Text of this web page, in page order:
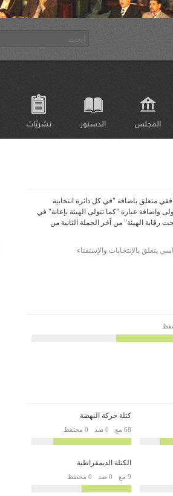
المجلس الدستور نشريّات
متعلق باضافة "في كل دائرة انتخابية
واضافة عبارة "كما تتولى الهيئة بإعانة" في
رقابة الهيئة" من آخر الجملة الثانية من
يتعلق بالإنتخابات والإستفتاء
كتلة حركة النهضة
68 مع 0 ضد 0 محتفظ
الكتلة الديمقراطية
9 مع 0 ضد 0 محتفظ